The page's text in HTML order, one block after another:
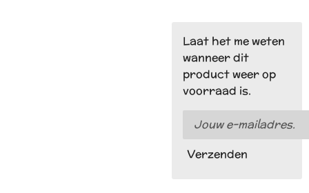
Laat het me weten
wanneer dit
product weer op
voorraad is.
Verzenden